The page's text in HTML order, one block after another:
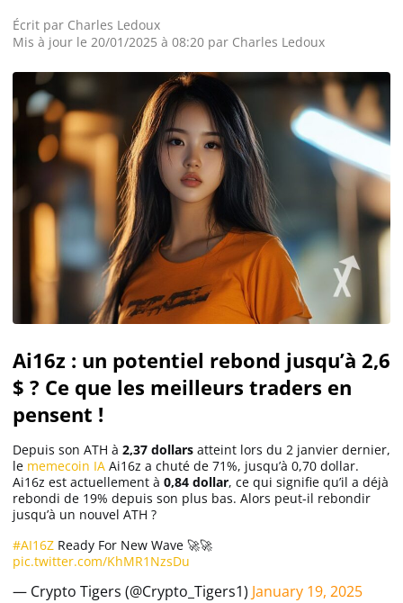
Écrit par Charles Ledoux
Mis à jour le 20/01/2025 à 08:20 par Charles Ledoux
Ai16z : un potentiel rebond jusqu’à 2,6
$ ? Ce que les meilleurs traders en
pensent !
Depuis son ATH à 2,37 dollars atteint lors du 2 janvier dernier,
le memecoin IA Ai16z a chuté de 71%, jusqu’à 0,70 dollar.
Ai16z est actuellement à 0,84 dollar, ce qui signifie qu’il a déjà
rebondi de 19% depuis son plus bas. Alors peut-il rebondir
jusqu’à un nouvel ATH ?
#AI16Z Ready For New Wave 🚀🚀
pic.twitter.com/KhMR1NzsDu
— Crypto Tigers (@Crypto_Tigers1) January 19, 2025